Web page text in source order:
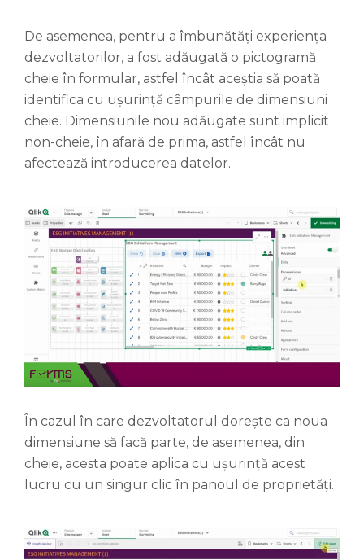
De asemenea, pentru a îmbunătăți experiența
dezvoltatorilor, a fost adăugată o pictogramă
cheie în formular, astfel încât aceștia să poată
identifica cu ușurință câmpurile de dimensiuni
cheie. Dimensiunile nou adăugate sunt implicit
non-cheie, în afară de prima, astfel încât nu
afectează introducerea datelor.
În cazul în care dezvoltatorul dorește ca noua
dimensiune să facă parte, de asemenea, din
cheie, acesta poate aplica cu ușurință acest
lucru cu un singur clic în panoul de proprietăți.